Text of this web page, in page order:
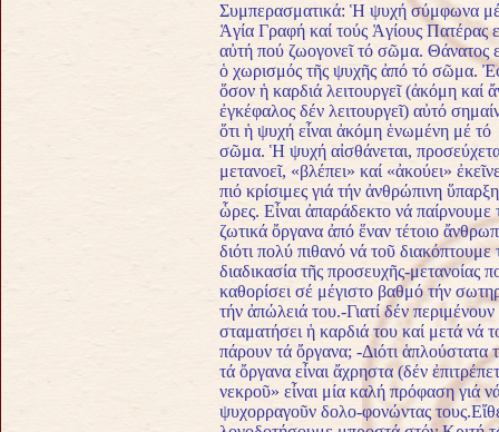
Συμπερασματικά: Ἡ ψυχή σύμφωνα
Ἁγία Γραφή καί τούς Ἁγίους Πατέρας
αὐτή πού ζωογονεῖ τό σῶμα. Θάνατος
ὁ χωρισμός τῆς ψυχῆς ἀπό τό σῶμα.
ὅσον ἡ καρδιά λειτουργεῖ (ἀκόμη καί
ἐγκέφαλος δέν λειτουργεῖ) αὐτό
ὅτι ἡ ψυχή εἶναι ἀκόμη ἑνωμένη μέ τό
σῶμα. Ἡ ψυχή αἰσθάνεται,
μετανοεῖ, «βλέπει» καί «ἀκούει»
πιό κρίσιμες γιά τήν ἀνθρώπινη ὕπαρξη
ὧρες. Εἶναι ἀπαράδεκτο νά παίρνουμε
ζωτικά ὄργανα ἀπό ἕναν τέτοιο
διότι πολύ πιθανό νά τοῦ διακόπτουμε
διαδικασία τῆς προσευχῆς-μετανοίας
καθορίσει σέ μέγιστο βαθμό τήν
τήν ἀπώλειά του.-Γιατί δέν περιμένουν
σταματήσει ἡ καρδιά του καί μετά νά
πάρουν τά ὄργανα; -Διότι ἁπλούστατα
τά ὄργανα εἶναι ἄχρηστα (δέν
νεκροῦ» εἶναι μία καλή πρόφαση γιά
ψυχορραγοῦν δολο-φονώντας